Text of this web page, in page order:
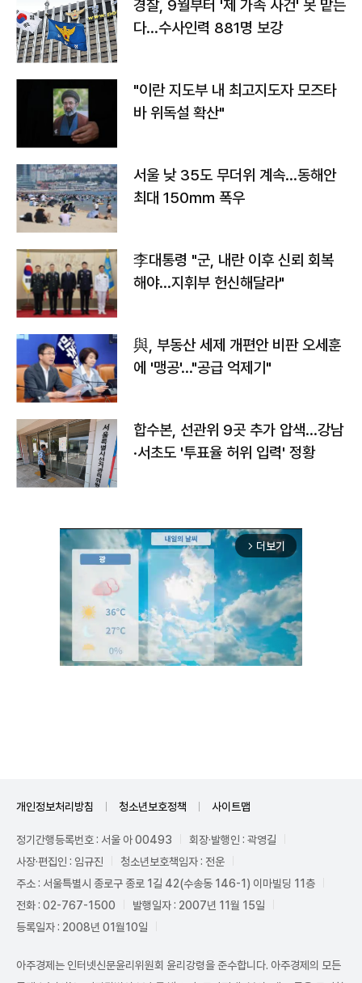
경찰, 9월부터 '제 가족 사건' 못 맡는
다…수사인력 881명 보강
"이란 지도부 내 최고지도자 모즈타
바 위독설 확산"
서울 낮 35도 무더위 계속…동해안
최대 150㎜ 폭우
李대통령 "군, 내란 이후 신뢰 회복
해야…지휘부 헌신해달라"
與, 부동산 세제 개편안 비판 오세훈
에 '맹공'…"공급 억제기"
합수본, 선관위 9곳 추가 압색…강남
·서초도 '투표율 허위 입력' 정황
arrow_forward_ios 더보기
개인정보처리방침 청소년보호정책 사이트맵
정기간행등록번호 : 서울 아 00493
회장·발행인 : 곽영길
사장·편집인 : 임규진
청소년보호책임자 : 전운
주소 : 서울특별시 종로구 종로 1길 42(수송동 146-1) 이마빌딩 11층
전화 : 02-767-1500
발행일자 : 2007년 11월 15일
등록일자 : 2008년 01월10일
아주경제는 인터넷신문윤리위원회 윤리강령을 준수합니다. 아주경제의 모든